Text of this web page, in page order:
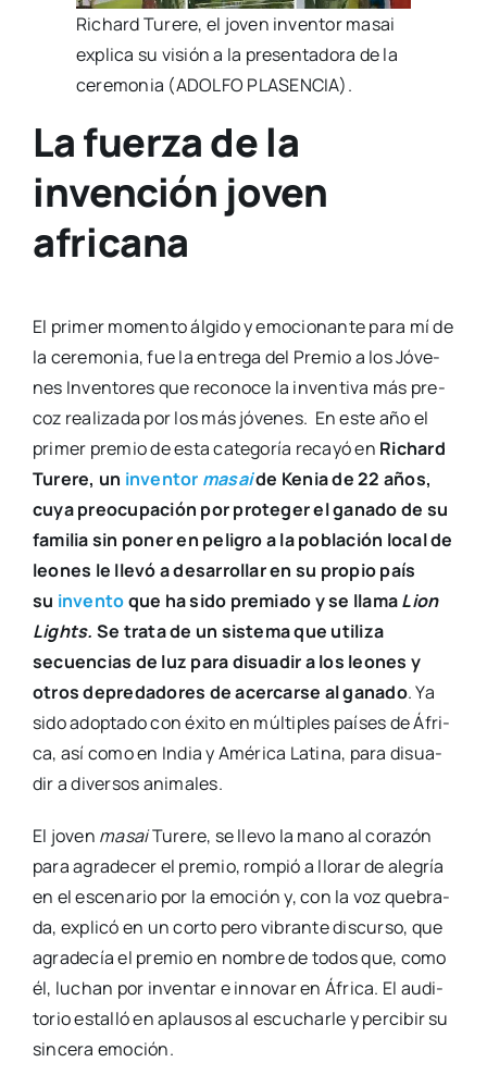
Richard Ture­re, el joven inven­tor masai
expli­ca su visión a la pre­sen­ta­do­ra de la
cere­mo­nia (ADOLFO PLASENCIA).
La fuerza de la
invención joven
africana
El pri­mer momen­to álgi­do y emo­cio­nan­te para mí de
la cere­mo­nia, fue la entre­ga del Pre­mio a los Jóve­
nes Inven­to­res que reco­no­ce la inven­ti­va más pre­
coz rea­li­za­da por los más jóve­nes. En este año el
pri­mer pre­mio de esta cate­go­ría reca­yó en Richard
Ture­re, un inven­tor masaide Kenia de 22 años,
cuya preo­cu­pa­ción por pro­te­ger el gana­do de su
fami­lia sin poner en peli­gro a la pobla­ción local de
leo­nes le lle­vó a desa­rro­llar en su pro­pio país
su inven­toque ha sido pre­mia­do y se lla­maLion
Lights. Se tra­ta de un sis­te­ma que uti­li­za
secuen­cias de luz para disua­dir a los leo­nes y
otros depre­da­do­res de acer­car­se al gana­do. Ya
sido adop­ta­do con éxi­to en múl­ti­ples paí­ses de Áfri­
ca, así como en India y Amé­ri­ca Lati­na, para disua­
dir a diver­sos ani­ma­les.
El joven masaiTure­re, se lle­vo la mano al cora­zón
para agra­de­cer el pre­mio, rom­pió a llo­rar de ale­gría
en el esce­na­rio por la emo­ción y, con la voz que­bra­
da, expli­có en un cor­to pero vibran­te dis­cur­so, que
agra­de­cía el pre­mio en nom­bre de todos que, como
él, luchan por inven­tar e inno­var en Áfri­ca. El audi­
to­rio esta­lló en aplau­sos al escu­char­le y per­ci­bir su
sin­ce­ra emo­ción.